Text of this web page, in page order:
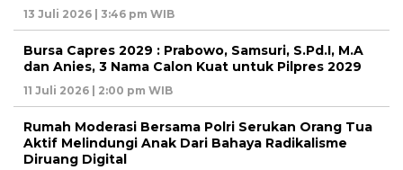
13 Juli 2026 | 3:46 pm WIB
Bursa Capres 2029 : Prabowo, Samsuri, S.Pd.I, M.A
dan Anies, 3 Nama Calon Kuat untuk Pilpres 2029
11 Juli 2026 | 2:00 pm WIB
Rumah Moderasi Bersama Polri Serukan Orang Tua
Aktif Melindungi Anak Dari Bahaya Radikalisme
Diruang Digital